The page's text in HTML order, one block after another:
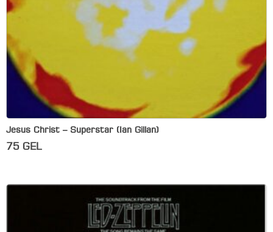
Jesus Christ – Superstar (Ian Gillan)
75 GEL